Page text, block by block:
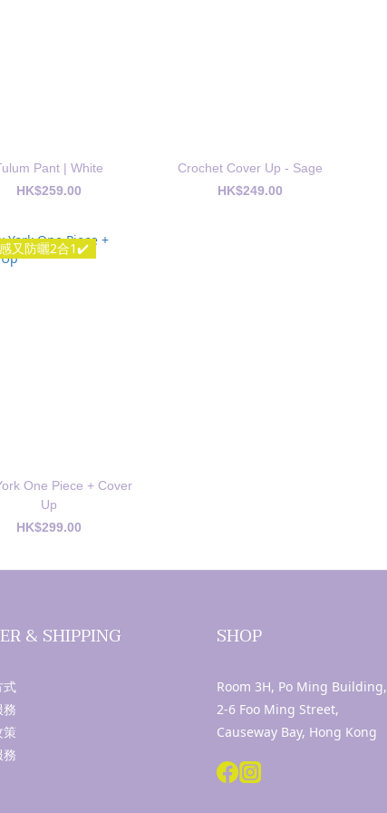
Pant | White
HK$259.00
Crochet Cover Up - Sage
HK$249.00
又防曬2合1✔️
One Piece + Cover
Up
HK$299.00
& SHIPPING
式
SHOP
Room 3H, Po Ming Building,
2-6 Foo Ming Street,
Causeway Bay, Hong Kong